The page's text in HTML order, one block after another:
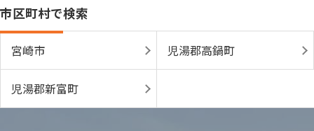
市区町村で検索
宮崎市 児湯郡高鍋町
児湯郡新富町